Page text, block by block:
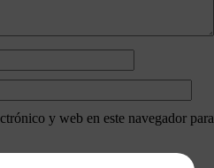
y web en este navegador para